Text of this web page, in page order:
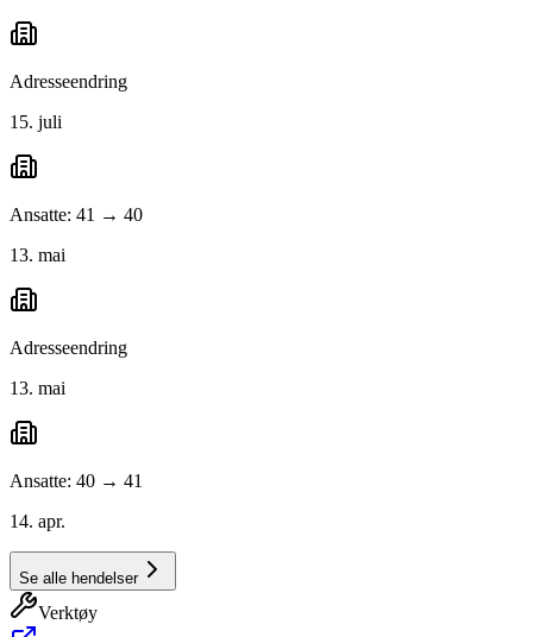
Adresseendring
15. juli
Ansatte: 41 → 40
13. mai
Adresseendring
13. mai
Ansatte: 40 → 41
14. apr.
Se alle hendelser
Verktøy